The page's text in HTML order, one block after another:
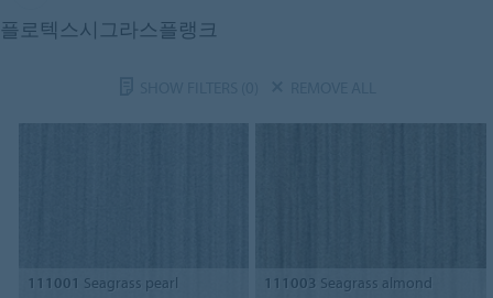
플로텍스시그라스플랭크
111001 Seagrass pearl 111003 Seagrass almond